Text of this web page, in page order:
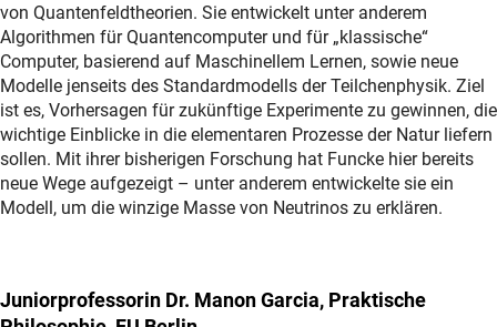
von Quantenfeldtheorien. Sie entwickelt unter anderem
Algorithmen für Quantencomputer und für „klassische“
Computer, basierend auf Maschinellem Lernen, sowie neue
Modelle jenseits des Standardmodells der Teilchenphysik. Ziel
ist es, Vorhersagen für zukünftige Experimente zu gewinnen, die
wichtige Einblicke in die elementaren Prozesse der Natur liefern
sollen. Mit ihrer bisherigen Forschung hat Funcke hier bereits
neue Wege aufgezeigt – unter anderem entwickelte sie ein
Modell, um die winzige Masse von Neutrinos zu erklären.
Juniorprofessorin Dr. Manon Garcia, Praktische